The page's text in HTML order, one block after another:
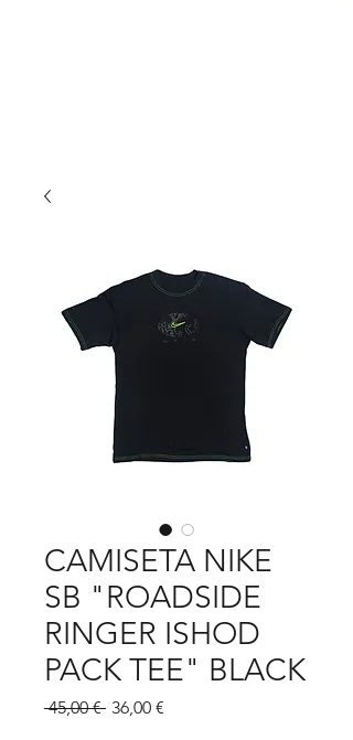
CAMISETA NIKE
SB "ROADSIDE
RINGER ISHOD
PACK TEE" BLACK
45,00 € Precio
36,00 €